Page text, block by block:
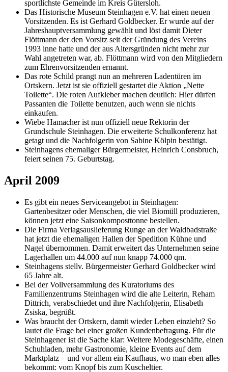
sportlichste Gemeinde im Kreis Gütersloh.
Das Historische Museum Steinhagen e.V. hat einen neuen
Vorsitzenden. Es ist Gerhard Goldbecker. Er wurde auf der
Jahreshauptversammlung gewählt und löst damit Dieter
Flöttmann der den Vorsitz seit der Gründung des Vereins
1993 inne hatte und der aus Altersgründen nicht mehr zur
Wahl angetreten war, ab. Flöttmann wird von den Mitgliedern
zum Ehrenvorsitzenden ernannt.
Das rote Schild prangt nun an mehreren Ladentüren im
Ortskern. Jetzt ist sie offiziell gestartet die Aktion „Nette
Toilette“. Die roten Aufkleber machen deutlich: Hier dürfen
Passanten die Toilette benutzen, auch wenn sie nichts
einkaufen.
Wiebe Hamacher ist nun offiziell neue Rektorin der
Grundschule Steinhagen. Die erweiterte Schulkonferenz hat
getagt und die Nachfolgerin von Sabine Kölpin bestätigt.
Steinhagens ehemaliger Bürgermeister, Heinrich Consbruch,
feiert seinen 75. Geburtstag.
April 2009
Es gibt ein neues Serviceangebot in Steinhagen:
Gartenbesitzer oder Menschen, die viel Biomüll produzieren,
können jetzt eine Saisonkomposttonne bestellen.
Die Firma Verlagsauslieferung Runge an der Waldbadstraße
hat jetzt die ehemaligen Hallen der Spedition Kühne und
Nagel übernommen. Damit erweitert das Unternehmen seine
Lagerhallen um 44.000 auf nun knapp 74.000 qm.
Steinhagens stellv. Bürgermeister Gerhard Goldbecker wird
65 Jahre alt.
Bei der Vollversammlung des Kuratoriums des
Familienzentrums Steinhagen wird die alte Leiterin, Reham
Dittrich, verabschiedet und ihre Nachfolgerin, Elisabeth
Zsiska, begrüßt.
Was braucht der Ortskern, damit wieder Leben einzieht? So
lautet die Frage bei einer großen Kundenbefragung. Für die
Steinhagener ist die Sache klar: Weitere Modegeschäfte, einen
Schuhladen, mehr Gastronomie, kleine Events auf dem
Marktplatz – und vor allem ein Kaufhaus, wo man eben alles
bekommt: vom Knopf bis zum Kuscheltier.